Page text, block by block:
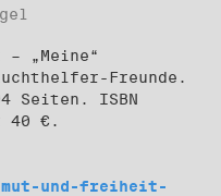
„Meine“
Freunde.
Seiten. ISBN
40 €.
und-freiheit-